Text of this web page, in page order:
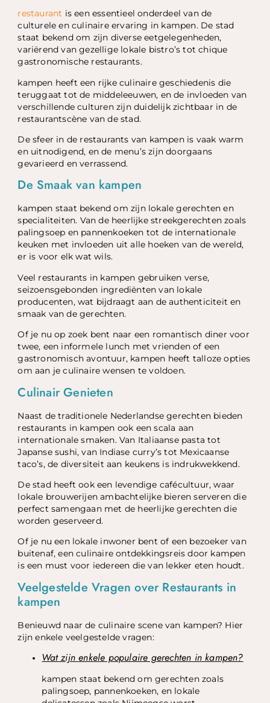
restaurant is een essentieel onderdeel van de
culturele en culinaire ervaring in kampen. De stad
staat bekend om zijn diverse eetgelegenheden,
variërend van gezellige lokale bistro’s tot chique
gastronomische restaurants.
kampen heeft een rijke culinaire geschiedenis die
teruggaat tot de middeleeuwen, en de invloeden van
verschillende culturen zijn duidelijk zichtbaar in de
restaurantscène van de stad.
De sfeer in de restaurants van kampen is vaak warm
en uitnodigend, en de menu’s zijn doorgaans
gevarieerd en verrassend.
De Smaak van kampen
kampen staat bekend om zijn lokale gerechten en
specialiteiten. Van de heerlijke streekgerechten zoals
palingsoep en pannenkoeken tot de internationale
keuken met invloeden uit alle hoeken van de wereld,
er is voor elk wat wils.
Veel restaurants in kampen gebruiken verse,
seizoensgebonden ingrediënten van lokale
producenten, wat bijdraagt aan de authenticiteit en
smaak van de gerechten.
Of je nu op zoek bent naar een romantisch diner voor
twee, een informele lunch met vrienden of een
gastronomisch avontuur, kampen heeft talloze opties
om aan je culinaire wensen te voldoen.
Culinair Genieten
Naast de traditionele Nederlandse gerechten bieden
restaurants in kampen ook een scala aan
internationale smaken. Van Italiaanse pasta tot
Japanse sushi, van Indiase curry’s tot Mexicaanse
taco’s, de diversiteit aan keukens is indrukwekkend.
De stad heeft ook een levendige cafécultuur, waar
lokale brouwerijen ambachtelijke bieren serveren die
perfect samengaan met de heerlijke gerechten die
worden geserveerd.
Of je nu een lokale inwoner bent of een bezoeker van
buitenaf, een culinaire ontdekkingsreis door kampen
is een must voor iedereen die van lekker eten houdt.
Veelgestelde Vragen over Restaurants in
kampen
Benieuwd naar de culinaire scene van kampen? Hier
zijn enkele veelgestelde vragen:
Wat zijn enkele populaire gerechten in kampen?
kampen staat bekend om gerechten zoals
palingsoep, pannenkoeken, en lokale